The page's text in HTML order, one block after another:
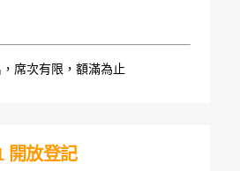
席次有限，額滿為止
放登記